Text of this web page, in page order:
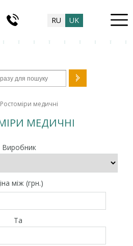
RU UK
форма
медичні
МЕДИЧНІ
Виробник
між (грн.)
Та